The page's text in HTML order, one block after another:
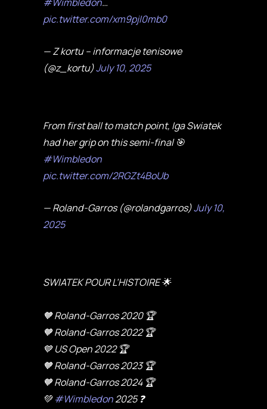
pic.twitter.com/xm9pjI0mb0
— Z kortu – informacje tenisowe
(@z_kortu)July 10, 2025
From first ball to match point, Iga Swiatek
had her grip on this semi-final 🎯
#Wimbledon
pic.twitter.com/2RGZt4BoUb
— Roland-Garros (@rolandgarros)July 10,
2025
SWIATEK POUR L’HISTOIRE 🌟
🧡 Roland-Garros 2020 🏆
🧡 Roland-Garros 2022 🏆
💙 US Open 2022 🏆
🧡 Roland-Garros 2023 🏆
🧡 Roland-Garros 2024 🏆
💚#Wimbledon2025 ❓